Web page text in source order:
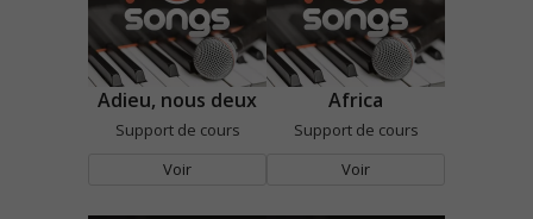
Adieu, nous deux
Support de cours
Voir
Africa
Support de cours
Voir